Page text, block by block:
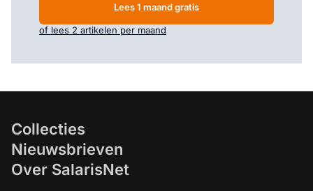
Lees 1 maand gratis
of lees 2 artikelen per maand
Collecties
Nieuwsbrieven
Over SalarisNet